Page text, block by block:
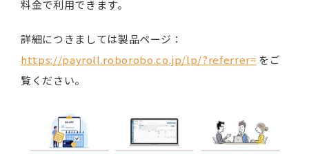
料金で利用できます。
詳細につきましては製品ページ：
https://payroll.roborobo.co.jp/lp/?referrer= をご
覧ください。